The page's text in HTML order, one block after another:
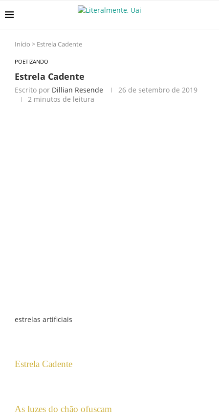
Início > Estrela Cadente
POETIZANDO
Estrela Cadente
Escrito por Dillian Resende
26 de setembro de 2019
2 minutos de leitura
estrelas artificiais
Estrela Cadente
As luzes do chão ofuscam